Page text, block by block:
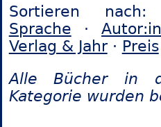
Sortieren
Sprache ·Autor:in
Verlag & Jahr· Preis
Alle Bücher in
Kategorie wurden